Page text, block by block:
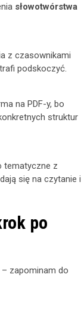
słowotwórstwa
z czasownikami
podskoczyć.
na PDF-y, bo
struktur
tematyczne z
się na czytanie i
po
– zapominam do